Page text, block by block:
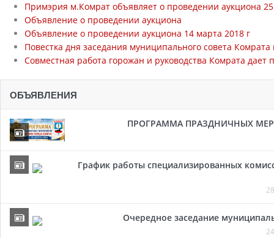
Примэрия м.Комрат объявляет о проведении аукциона
Объявление о проведении аукциона
Объявление о проведении аукциона 14 марта 2018 г
Повестка дня заседания муниципального совета Комрата
Совместная работа горожан и руководства Комрата дает
ОБЪЯВЛЕНИЯ
ПРОГРАММА ПРАЗДНИЧНЫХ
График работы специализированных
Очередное заседание